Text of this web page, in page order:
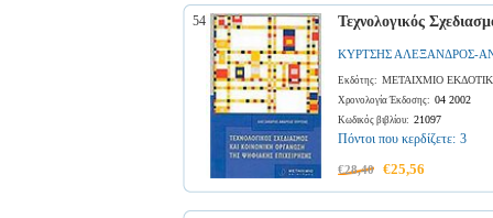
54 Τεχνολογικός
ΚΥΡΤΣΗΣ ΑΛΕΞΑΝΔΡΟΣ-
Εκδότης: ΜΕΤΑΙΧΜΙΟ
Χρονολογία Έκδοσης: 04 2002
Κωδικός βιβλίου: 21097
Πόντοι που κερδίζετε: 3
€28,40 €25,56